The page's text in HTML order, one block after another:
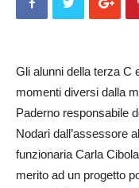
Gli alunni della terza C
momenti diversi dalla
Paderno responsabile
Nodari dall’assessore
funzionaria Carla
merito ad un progetto